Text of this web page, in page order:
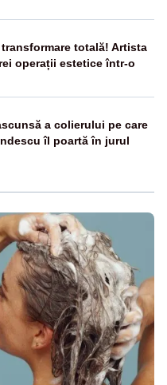
totală! Artista
operații estetice într-o
a colierului pe care
îl poartă în jurul